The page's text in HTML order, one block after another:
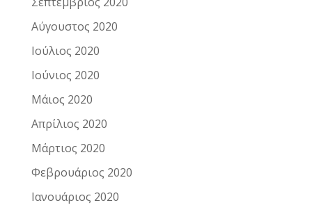
Αύγουστος 2020
Ιούλιος 2020
Ιούνιος 2020
Μάιος 2020
Απρίλιος 2020
Μάρτιος 2020
Φεβρουάριος 2020
Ιανουάριος 2020